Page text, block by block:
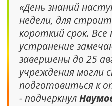
«День знаний
недели, для
короткий срок.
устранение
завершены до 25
учреждения могли
подготовиться к
- подчеркнул